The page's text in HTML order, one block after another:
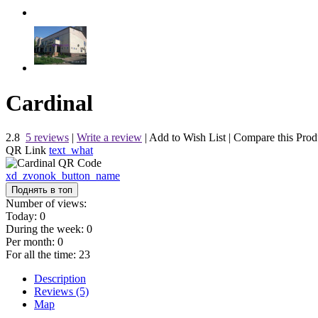
Cardinal
2.8 5 reviews | Write a review | Add to Wish List | Compare this
QR Link text_what
xd_zvonok_button_name
Поднять в топ
Number of views:
Today: 0
During the week: 0
Per month: 0
For all the time: 23
Description
Reviews (5)
Map